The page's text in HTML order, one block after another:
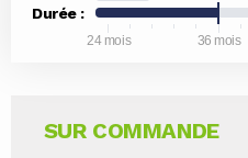
Durée :
24 mois 36 mois
SUR COMMANDE